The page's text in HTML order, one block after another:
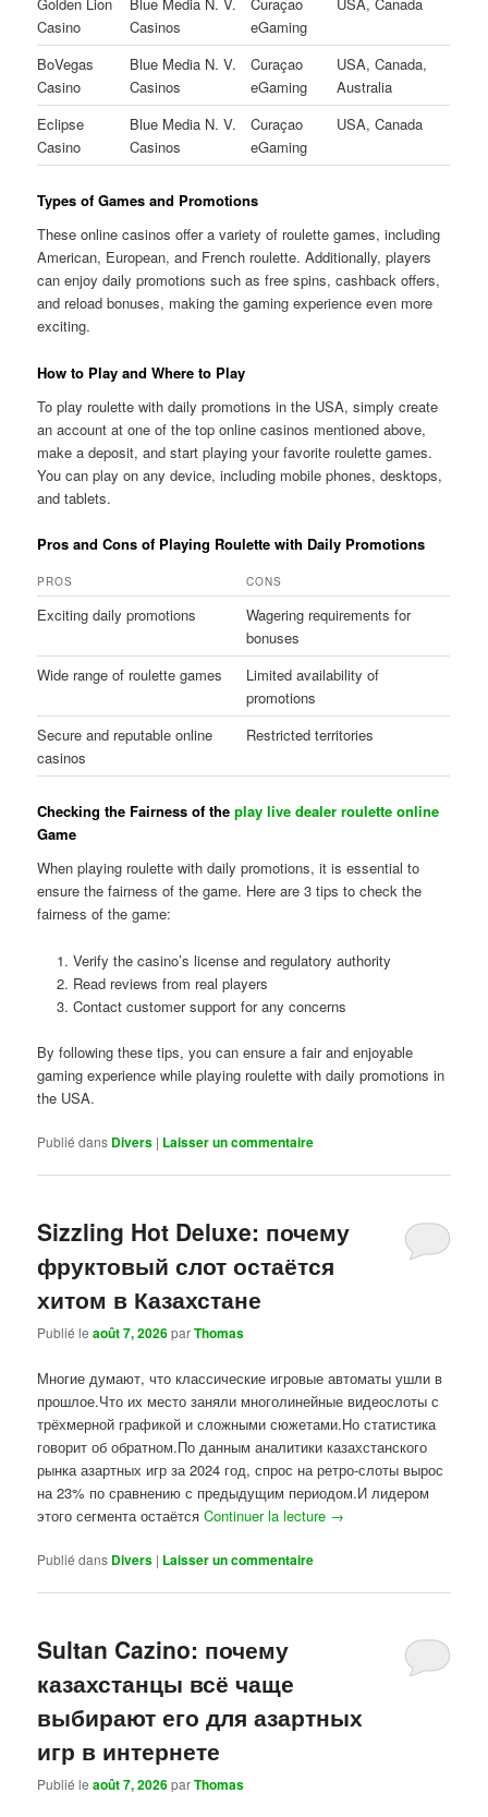
Casino
Casinos
eGaming
BoVegas
Casino
Blue Media N. V.
Casinos
Curaçao
eGaming
USA, Canada,
Australia
Eclipse
Casino
Blue Media N. V.
Casinos
Curaçao
eGaming
USA, Canada
Types of Games and Promotions
These online casinos offer a variety of roulette games, including
American, European, and French roulette. Additionally, players
can enjoy daily promotions such as free spins, cashback offers,
and reload bonuses, making the gaming experience even more
exciting.
How to Play and Where to Play
To play roulette with daily promotions in the USA, simply create
an account at one of the top online casinos mentioned above,
make a deposit, and start playing your favorite roulette games.
You can play on any device, including mobile phones, desktops,
and tablets.
Pros and Cons of Playing Roulette with Daily Promotions
PROS CONS
Exciting daily promotions
Wagering requirements for
bonuses
Wide range of roulette games
Limited availability of
promotions
Secure and reputable online
casinos
Restricted territories
Checking the Fairness of theplay live dealer roulette online
Game
When playing roulette with daily promotions, it is essential to
ensure the fairness of the game. Here are 3 tips to check the
fairness of the game:
Verify the casino’s license and regulatory authority
Read reviews from real players
Contact customer support for any concerns
By following these tips, you can ensure a fair and enjoyable
gaming experience while playing roulette with daily promotions in
the USA.
Publié dans Divers | Laisser un commentaire
Sizzling Hot Deluxe: почему
фруктовый слот остаётся
хитом в Казахстане
Publié leaoût 7, 2026parThomas
Многие думают, что классические игровые автоматы ушли в
прошлое.Что их место заняли многолинейные видеослоты с
трёхмерной графикой и сложными сюжетами.Но статистика
говорит об обратном.По данным аналитики казахстанского
рынка азартных игр за 2024 год, спрос на ретро-слоты вырос
на 23% по сравнению с предыдущим периодом.И лидером
этого сегмента остаётсяContinuer la lecture →
Publié dans Divers | Laisser un commentaire
Sultan Cazino: почему
казахстанцы всё чаще
выбирают его для азартных
игр в интернете
Publié leaoût 7, 2026parThomas